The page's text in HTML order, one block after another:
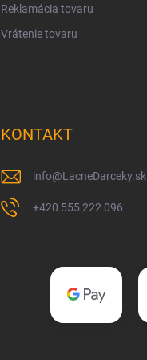
Reklamácia tovaru
Vrátenie tovaru
KONTAKT
info@LacneDarceky.sk
+420 555 222 096